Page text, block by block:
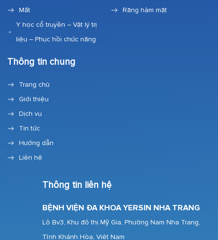
Mắt
Răng hàm mặt
Y học cổ truyền – Vật lý trị
liệu – Phục hồi chức năng
Thông tin chung
Trang chủ
Giới thiệu
Dịch vụ
Tin tức
Hướng dẫn
Liên hệ
Thông tin liên hệ
BỆNH VIỆN ĐA KHOA YERSIN NHA TRANG
Lô Bv3, Khu đô thị Mỹ Gia, Phường Nam Nha Trang,
Tỉnh Khánh Hòa, Việt Nam